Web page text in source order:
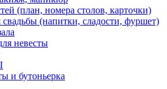
(план, номера столов, карточки)
(напитки, сладости, фуршет)
невесты
и бутоньерка